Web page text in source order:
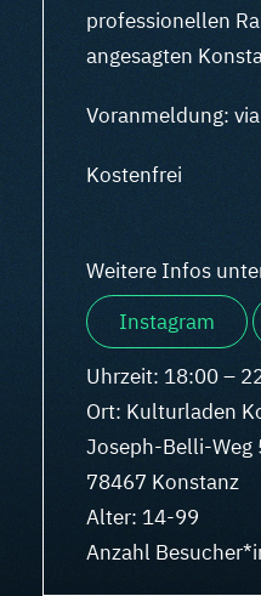
professionellen
angesagten
Voranmeldung:
Kostenfrei
Weitere Infos
Instagram
Uhrzeit: 18:00 –
Ort: Kulturladen
Joseph-Belli-Weg
78467 Konstanz
Alter: 14-99
Anzahl